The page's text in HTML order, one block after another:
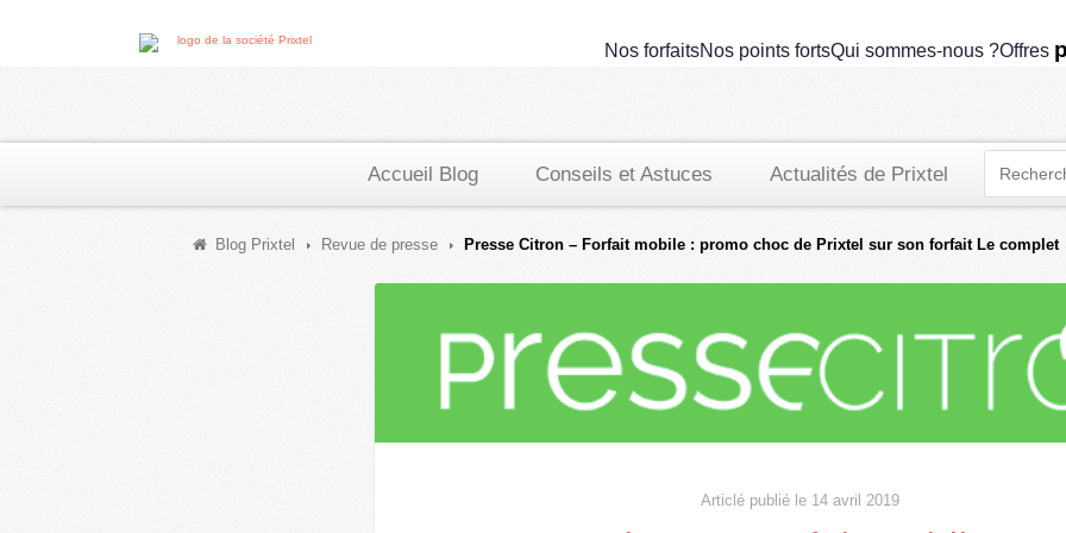
Nos forfaitsNos points fortsQui sommes-nous ?Offres
Accueil Blog Conseils et Astuces Actualités de Prixtel
Blog Prixtel Revue de presse Presse Citron – Forfait mobile : promo choc de Prixtel sur son forfait Le complet
Articlé publié le 14 avril 2019